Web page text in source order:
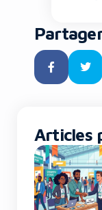
Articles